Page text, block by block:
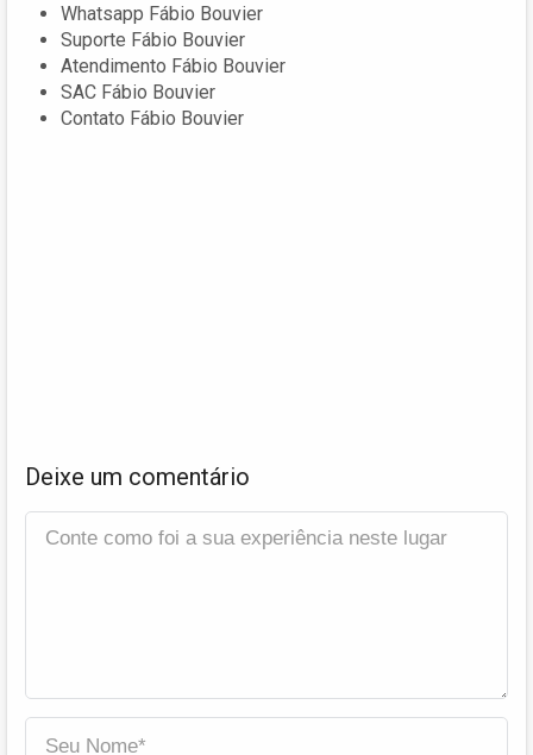
Whatsapp Fábio Bouvier
Suporte Fábio Bouvier
Atendimento Fábio Bouvier
SAC Fábio Bouvier
Contato Fábio Bouvier
Deixe um comentário